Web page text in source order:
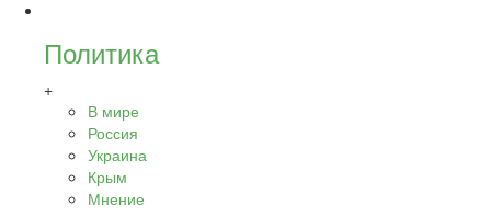
Политика
+
В мире
Россия
Украина
Крым
Мнение